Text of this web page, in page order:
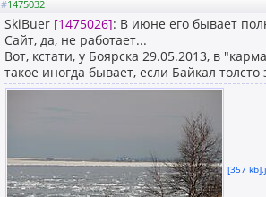
#1475032
SkiBuer [1475026]: В июне его бывает
Сайт, да, не работает...
Вот, кстати, у Боярска 29.05.2013, в
такое иногда бывает, если Байкал
[357